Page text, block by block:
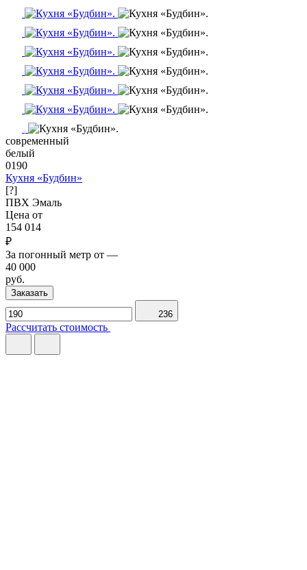
современный
белый
0190
Кухня «Будбин»
[?]
ПВХ Эмаль
Цена от
154 014
₽
За погонный метр от —
40 000
руб.
Заказать
236
Рассчитать стоимость